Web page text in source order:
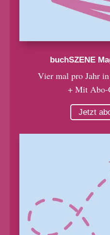
buchSZENE
Vier mal pro Jahr
+ Mit Abo-
Jetzt